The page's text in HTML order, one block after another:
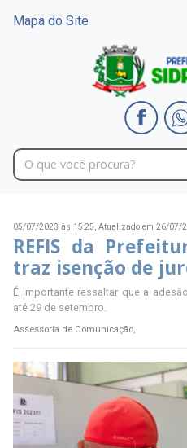
Mapa do Site
05/07/2023 às 15:25, Atualizado em 26/07/
REFIS da
traz isenção de
É importante ressaltar que a
até 29 de setembro.
Assessoria de Comunicação,